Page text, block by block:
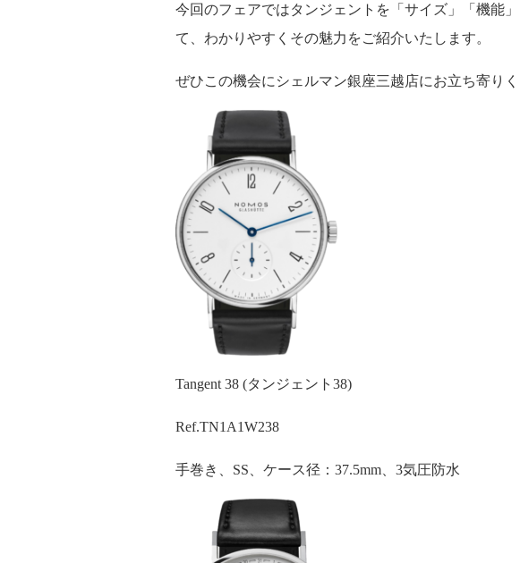
今回のフェアではタンジェントを「サイズ」「機能
て、わかりやすくその魅力をご紹介いたします。
ぜひこの機会にシェルマン銀座三越店にお立ち寄りく
Tangent 38 (タンジェント 38)
Ref.TN1A1W238
手巻き、 SS 、ケース径： 37.5mm 3気圧防水